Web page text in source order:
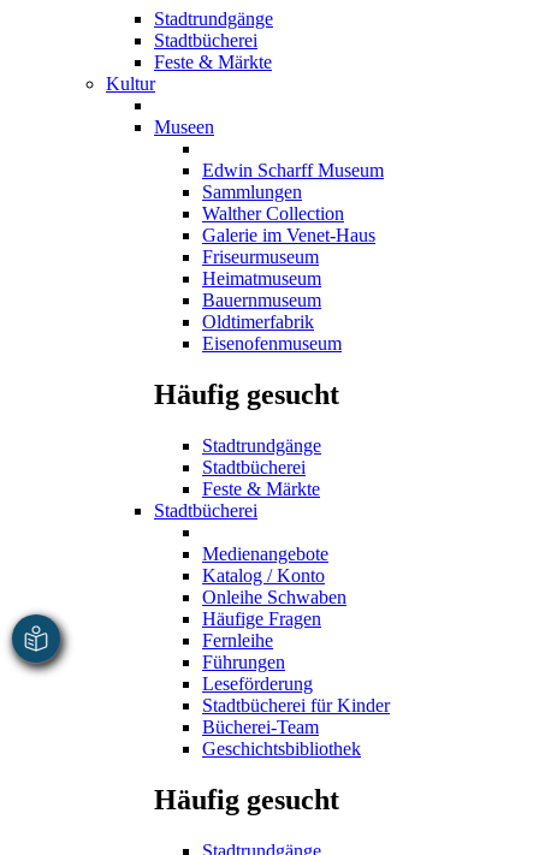
Stadtrundgänge
Stadtbücherei
Feste & Märkte
Kultur
Museen
Edwin Scharff Museum
Sammlungen
Walther Collection
Galerie im Venet-Haus
Friseurmuseum
Heimatmuseum
Bauernmuseum
Oldtimerfabrik
Eisenofenmuseum
Häufig gesucht
Stadtrundgänge
Stadtbücherei
Feste & Märkte
Stadtbücherei
Medienangebote
Katalog / Konto
Onleihe Schwaben
Häufige Fragen
Fernleihe
Führungen
Leseförderung
Stadtbücherei für Kinder
Bücherei-Team
Geschichtsbibliothek
Häufig gesucht
Stadtrundgänge